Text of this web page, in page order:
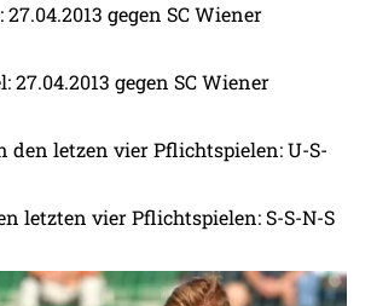
gegen SC Wiener
27.04.2013 gegen SC Wiener
den letzen vier Pflichtspielen: U-S-
letzten vier Pflichtspielen: S-S-N-S